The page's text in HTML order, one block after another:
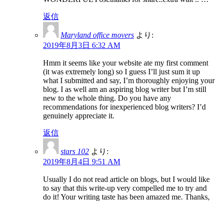
返信
Maryland office movers より:
2019年8月3日 6:32 AM
Hmm it seems like your website ate my first comment
(it was extremely long) so I guess I’ll just sum it up
what I submitted and say, I’m thoroughly enjoying your
blog. I as well am an aspiring blog writer but I’m still
new to the whole thing. Do you have any
recommendations for inexperienced blog writers? I’d
genuinely appreciate it.
返信
stars 102 より:
2019年8月4日 9:51 AM
Usually I do not read article on blogs, but I would like
to say that this write-up very compelled me to try and
do it! Your writing taste has been amazed me. Thanks,